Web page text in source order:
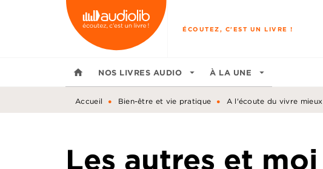
MENU RECHERCHE
ÉCOUTEZ, C'EST UN LIVRE !
home NOS LIVRES AUDIO arrow_drop_down À LA UNE arrow_drop_down
Accueil • Bien-être et vie pratique • A l'écoute du vivre mieux
Les autres et moi